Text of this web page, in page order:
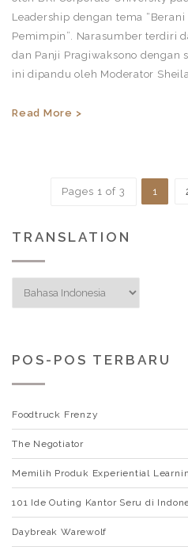
Leadership dengan tema
Pemimpin”. Narasumber terdiri
dan Panji Pragiwaksono dengan
ini dipandu oleh Moderator
Read More >
Pages 1 of 3 1
TRANSLATION
POS-POS TERBARU
Foodtruck Frenzy
The Negotiator
Memilih Produk Experiential
101 Ide Outing Kantor Seru di
Daybreak Warewolf